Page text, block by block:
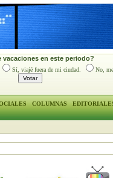
vacaciones en este periodo?
Sí, viajé fuera de mi ciudad. No,
COLUMNAS